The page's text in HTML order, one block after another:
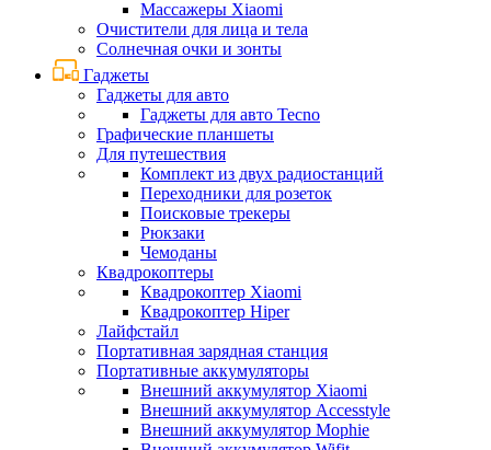
Массажеры Xiaomi
Очистители для лица и тела
Солнечная очки и зонты
Гаджеты
Гаджеты для авто
Гаджеты для авто Tecno
Графические планшеты
Для путешествия
Комплект из двух радиостанций
Переходники для розеток
Поисковые трекеры
Рюкзаки
Чемоданы
Квадрокоптеры
Квадрокоптер Xiaomi
Квадрокоптер Hiper
Лайфстайл
Портативная зарядная станция
Портативные аккумуляторы
Внешний аккумулятор Xiaomi
Внешний аккумулятор Accesstyle
Внешний аккумулятор Mophie